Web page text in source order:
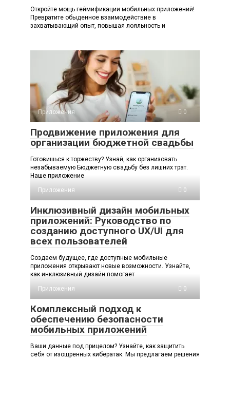
Откройте мощь геймификации мобильных приложений!
Превратите обыденное взаимодействие в
захватывающий опыт, повышая лояльность и
Приложения 0
Продвижение приложения для
организации бюджетной свадьбы
Готовишься к торжеству? Узнай, как организовать
незабываемую Бюджетную свадьбу без лишних трат.
Наше приложение
Приложения
0
Инклюзивный дизайн мобильных
приложений: Руководство по
созданию доступного UX/UI для
всех пользователей
Создаем будущее, где доступные мобильные
приложения открывают новые возможности. Узнайте,
как инклюзивный дизайн помогает
Приложения
0
Комплексный подход к
обеспечению безопасности
мобильных приложений
Ваши данные под прицелом? Узнайте, как защитить
себя от изощренных кибератак. Мы предлагаем решения